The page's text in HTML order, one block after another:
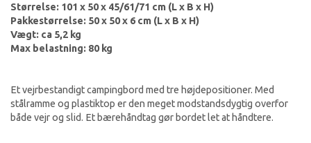
Størrelse: 101 x 50 x 45/61/71 cm (L x B x H)
Pakkestørrelse: 50 x 50 x 6 cm (L x B x H)
Vægt: ca 5,2 kg
Max belastning: 80 kg
Et vejrbestandigt campingbord med tre højdepositioner. Med
stålramme og plastiktop er den meget modstandsdygtig overfor
både vejr og slid. Et bærehåndtag gør bordet let at håndtere.